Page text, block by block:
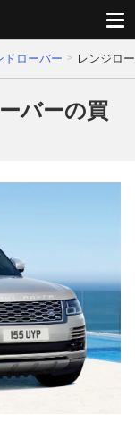
ドローバー レンジロ
バーの買